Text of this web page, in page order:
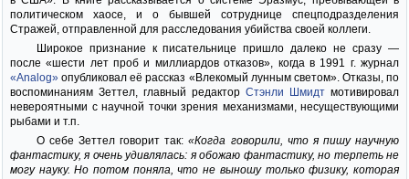
политическом хаосе, и о бывшей сотруднице спецподразделения
Стражей, отправленной для расследования убийства своей коллеги.
Широкое признание к писательнице пришло далеко не сразу —
после «шести лет проб и миллиардов отказов», когда в 1991 г. журнал
«Analog» опубликовал её рассказ «Влекомый лунным светом». Отказы, по
воспоминаниям Зеттел, главный редактор Стэнли Шмидт мотивировал
невероятными с научной точки зрения механизмами, несуществующими
рыбами и т.п.
О себе Зеттел говорит так:«Когда говорили, что я пишу научную
фантастику, я очень удивлялась: я обожаю фантастику, но терпеть не
могу науку. Но потом поняла, что не выношу только физику, которая